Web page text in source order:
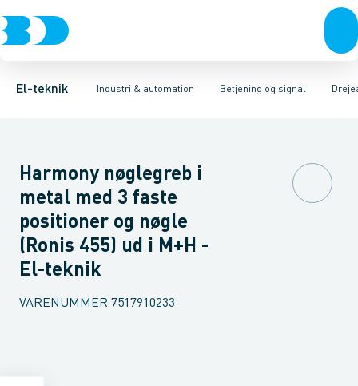
El-teknik Industri & automation
Afbrydere, stikkontakter & lampeudtagForgreningsmateriel
Betjening og signal
Industristiksystemer Frekvensomformere og softstartere
TrykknaphovedLystårn element, optiskTilslutningsmodul
Harmony nøglegreb i
metal med 3 faste
positioner og nøgle
(Ronis 455) ud i M+H -
El-teknik
VARENUMMER 7517910233